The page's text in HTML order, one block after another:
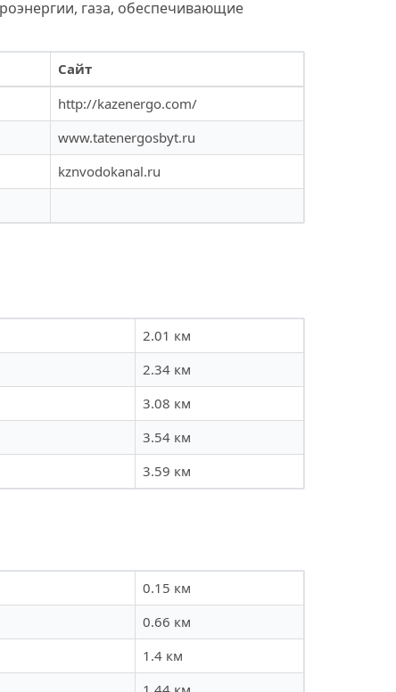
газа, обеспечивающие
Сайт
http://kazenergo.com/
www.tatenergosbyt.ru
kznvodokanal.ru
2.01 км
2.34 км
3.08 км
3.54 км
3.59 км
0.15 км
0.66 км
1.4 км